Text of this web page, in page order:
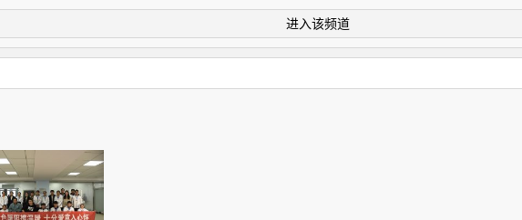
进入该频道